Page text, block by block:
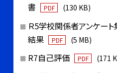
書
PDF (130 KB)
Ｒ5学校関係者アンケー
結果
PDF (5 MB)
R7自己評価 PDF (171